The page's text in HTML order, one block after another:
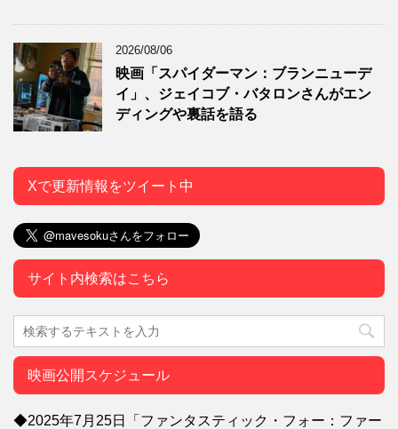
2026/08/06
映画「スパイダーマン：ブランニューデ
イ」、ジェイコブ・バタロンさんがエン
ディングや裏話を語る
Xで更新情報をツイート中
サイト内検索はこちら
映画公開スケジュール
◆2025年7月25日「ファンタスティック・フォー：ファー